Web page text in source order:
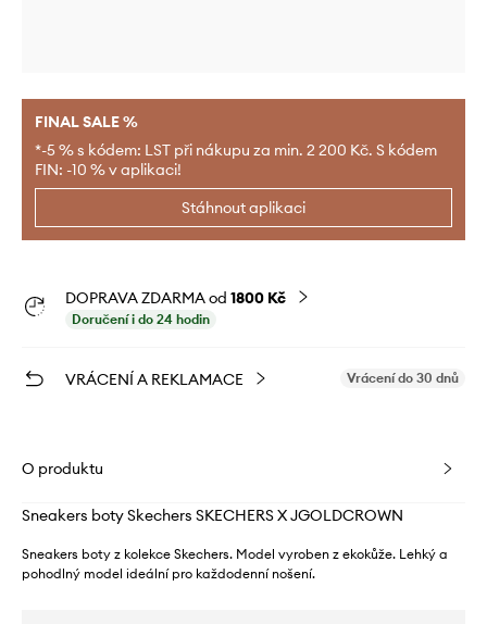
FINAL SALE %
*-5 % s kódem: LST při nákupu za min. 2 200 Kč. S kódem
FIN: -10 % v aplikaci!
Stáhnout aplikaci
DOPRAVA ZDARMA od 1800 Kč
Doručení i do 24 hodin
VRÁCENÍ A REKLAMACE Vrácení do 30 dnů
O produktu
Sneakers boty Skechers SKECHERS X JGOLDCROWN
Sneakers boty z kolekce Skechers. Model vyroben z ekokůže. Lehký a
pohodlný model ideální pro každodenní nošení.